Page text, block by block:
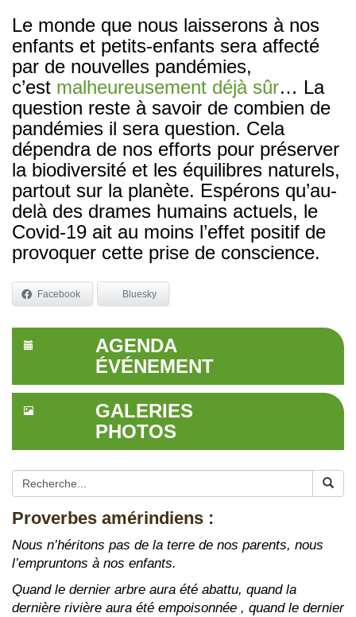
Le monde que nous laisserons à nos
enfants et petits-enfants sera affecté
par de nouvelles pandémies,
c’est malheureusement déjà sûr… La
question reste à savoir de combien de
pandémies il sera question. Cela
dépendra de nos efforts pour préserver
la biodiversité et les équilibres naturels,
partout sur la planète. Espérons qu’au-
delà des drames humains actuels, le
Covid-19 ait au moins l’effet positif de
provoquer cette prise de conscience.
Facebook Bluesky
AGENDA
ÉVÉNEMENT
GALERIES
PHOTOS
Proverbes amérindiens :
Nous n’héritons pas de la terre de nos parents, nous
l’empruntons à nos enfants.
Quand le dernier arbre aura été abattu, quand la
dernière rivière aura été empoisonnée , quand le dernier